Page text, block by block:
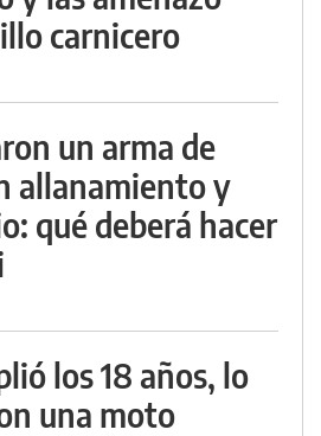
carnicero
un arma de
allanamiento y
qué deberá hacer
los 18 años, lo
una moto